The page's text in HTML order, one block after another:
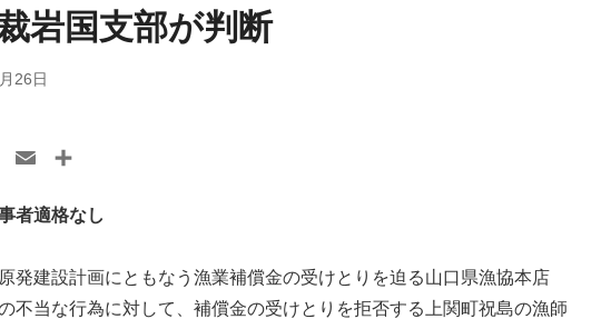
岩国支部が判断
26日
HatenaEmail
者適格なし
発建設計画にともなう漁業補償金の受けとりを迫る山口県漁協本店
不当な行為に対して、補償金の受けとりを拒否する上関町祝島の漁師